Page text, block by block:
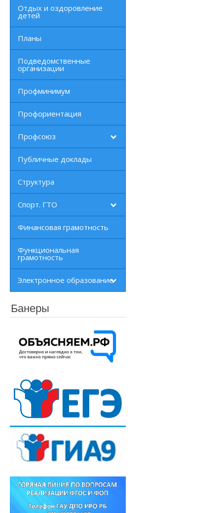
Отдых и оздоровление
детей
Планы
Подведомственные
организации
Профминимум
Профориентация
Профсоюз
Публичные доклады
Структура
Спорт. ГТО
Финансовая грамотность
Функциональная
грамотность
Электронное образование
Банеры